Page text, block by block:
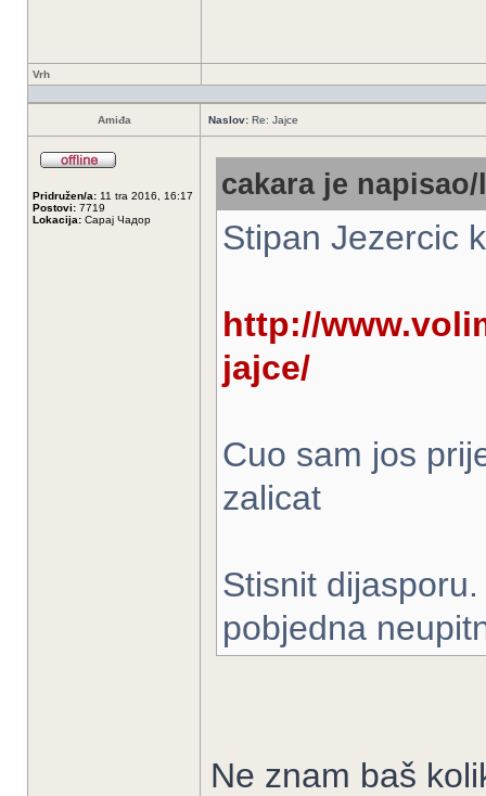
Vrh
Amiđa Naslov: Re: Jajce
Pridružen/a: 11 tra 2016, 16:17
Postovi: 7719
Lokacija: Сарај Чадор
cakara je napisao/
Stipan Jezercic
http://
jajce/
Cuo sam jos
zalicat
Stisnit
pobjedna
Ne znam baš